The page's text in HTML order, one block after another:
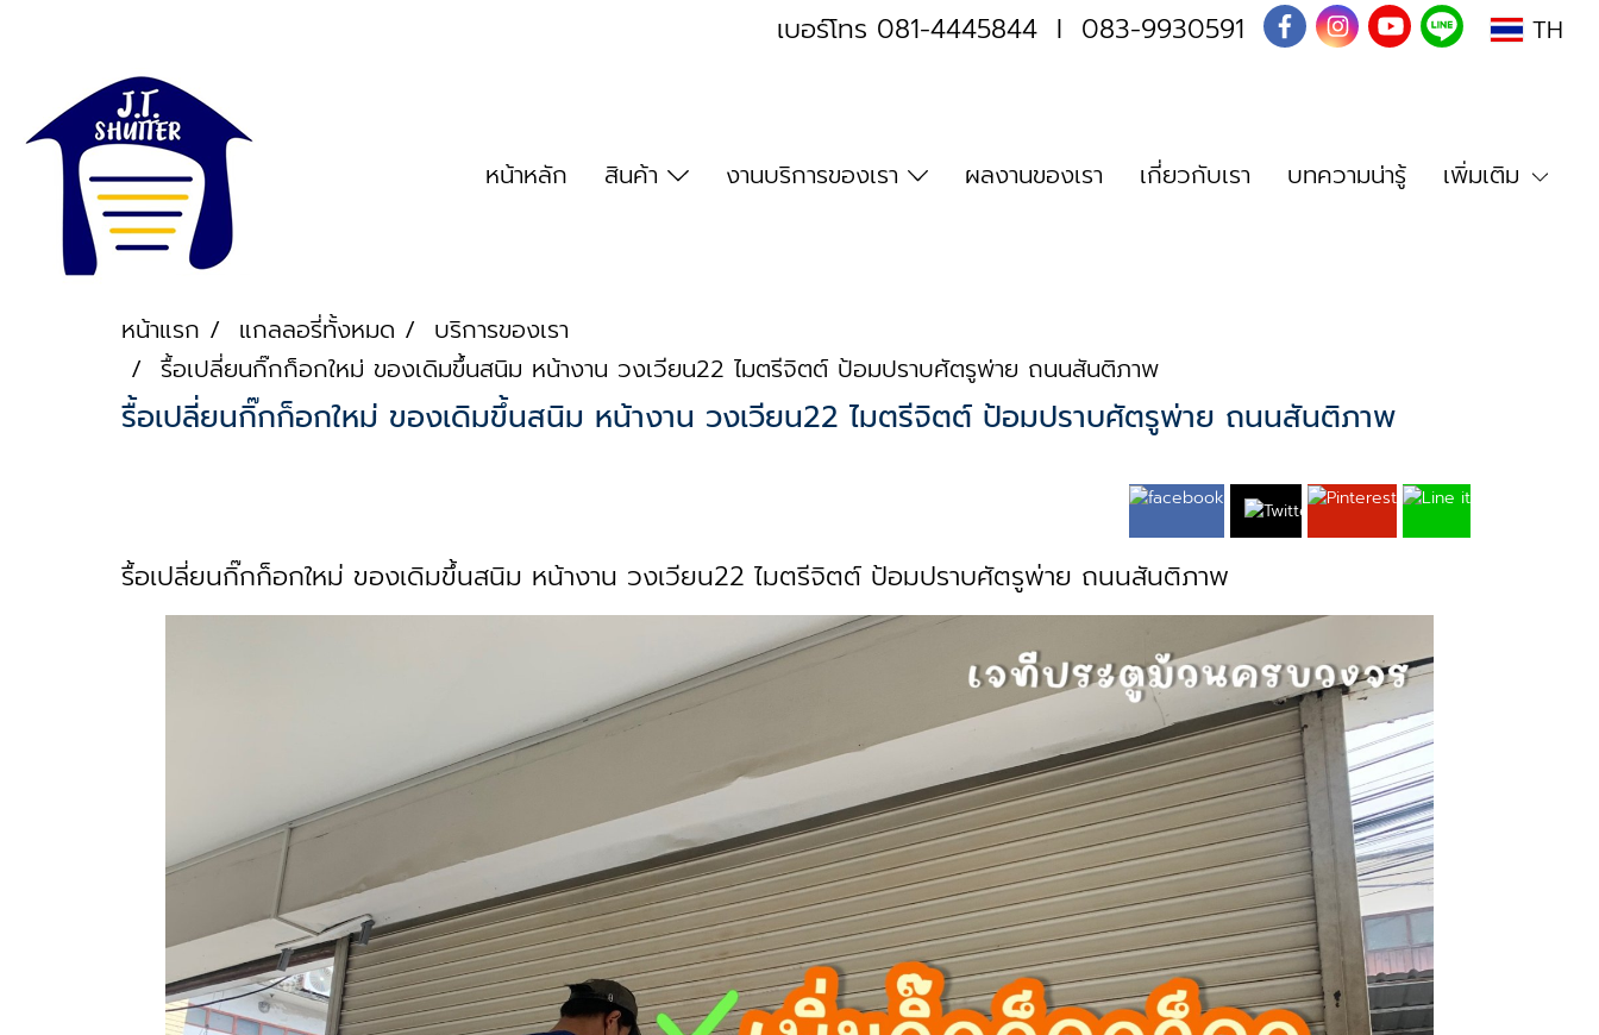
เบอร์โทร 081-4445844 I 083-9930591 TH
หน้าหลัก สินค้า งานบริการของเรา ผลงานของเรา เกี่ยวกับเรา บทความน่ารู้ เพิ่มเติม
หน้าแรก แกลลอรี่ทั้งหมด
บริการของเรา
รื้อเปลี่ยนกิ๊กก็อกใหม่ ของเดิมขึ้นสนิม หน้างาน วงเวียน22 ไมตรีจิตต์ ป้อมปราบศัตรูพ่าย ถนนสันติภาพ
รื้อเปลี่ยนกิ๊กก็อกใหม่ ของเดิมขึ้นสนิม หน้างาน วงเวียน22 ไมตรีจิตต์ ป้อมปราบศัตรูพ่าย ถนนสันติภาพ
รื้อเปลี่ยนกิ๊กก็อกใหม่ ของเดิมขึ้นสนิม หน้างาน วงเวียน22 ไมตรีจิตต์ ป้อมปราบศัตรูพ่าย ถนนสันติภาพ